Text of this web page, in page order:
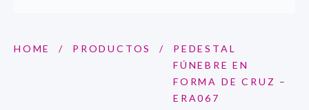
HOME / PRODUCTOS /
PEDESTAL
FÚNEBRE EN
FORMA DE CRUZ –
ERA067